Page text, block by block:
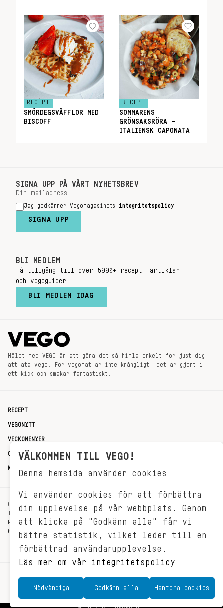
RECEPT
SMÖRDEGSVÅFFLOR MED
BISCOFF
RECEPT
SOMMARENS
GRÖNSAKSRÖRA –
ITALIENSK CAPONATA
SIGNA UPP PÅ VÅRT NYHETSBREV
Jag godkänner Vegomagasinets integritetspolicy .
SIGNA UPP
BLI MEDLEM
Få tillgång till över 5000+ recept, artiklar
och vegoguider!
BLI MEDLEM IDAG
Målet med VEGO är att göra det så himla enkelt för just dig
att äta vego. För vegomat är inte krångligt, det är gjort i
ett kick och smakar fantastiskt.
RECEPT
VEGONYTT
VECKOMENYER
OM OSS
KONTAKT
OXENSTIERNSGATAN 33
114 27 STOCKHOLM
REDAKTIONEN@VEGOMAGASINET.SE
08-799 62 01
VÄLKOMMEN TILL VEGO!
Denna hemsida använder cookies
Vi använder cookies för att förbättra
din upplevelse på vår webbplats. Genom
att klicka på "Godkänn alla" får vi
bättre statistik, vilket leder till en
förbättrad användarupplevelse.
Läs mer om vår integritetspolicy
Nödvändiga Godkänn alla Hantera cookies